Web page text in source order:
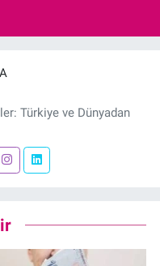
Türkiye ve Dünyadan